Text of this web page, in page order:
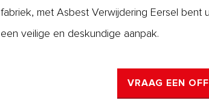
fabriek, met Asbest Verwijdering Eersel bent
een veilige en deskundige aanpak.
VRAAG EEN